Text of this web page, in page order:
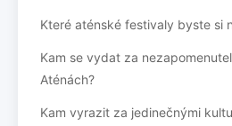
Které aténské festivaly byste si
Kam se vydat za
Aténách?
Kam vyrazit za jedinečnými